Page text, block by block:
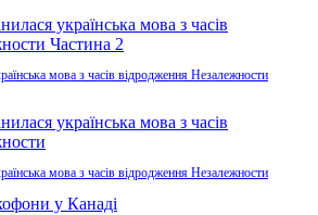
мова з часів відродження Незалежности
мова з часів відродження Незалежности